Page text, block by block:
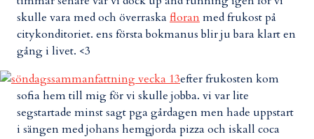
skulle vara med och överraska floranmed frukost på
citykonditoriet. ens första bokmanus blir ju bara klart en
gång i livet. <3
efter frukosten kom
sofia hem till mig för vi skulle jobba. vi var lite
segstartade minst sagt pga gårdagen men hade uppstart
i sängen med johans hemgjorda pizza och iskall coca